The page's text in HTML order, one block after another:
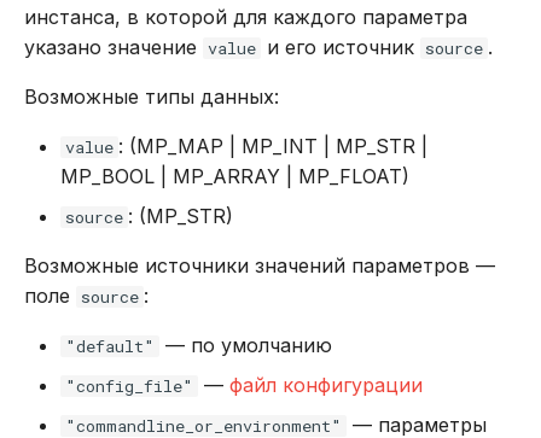
инстанса, в которой для каждого параметра
указано значение value и его источник source .
Возможные типы данных:
value : (MP_MAP | MP_INT | MP_STR |
MP_BOOL | MP_ARRAY | MP_FLOAT)
source : (MP_STR)
Возможные источники значений параметров —
поле
source :
"default" — по умолчанию
"config_file" — файл конфигурации
"commandline_or_environment"
— параметры